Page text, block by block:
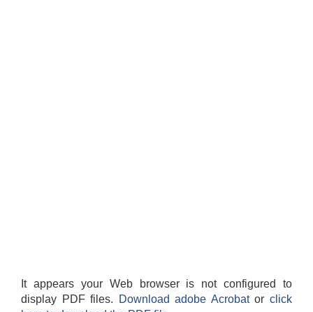
It appears your Web browser is not configured to
display PDF files.
Download adobe Acrobatorclick